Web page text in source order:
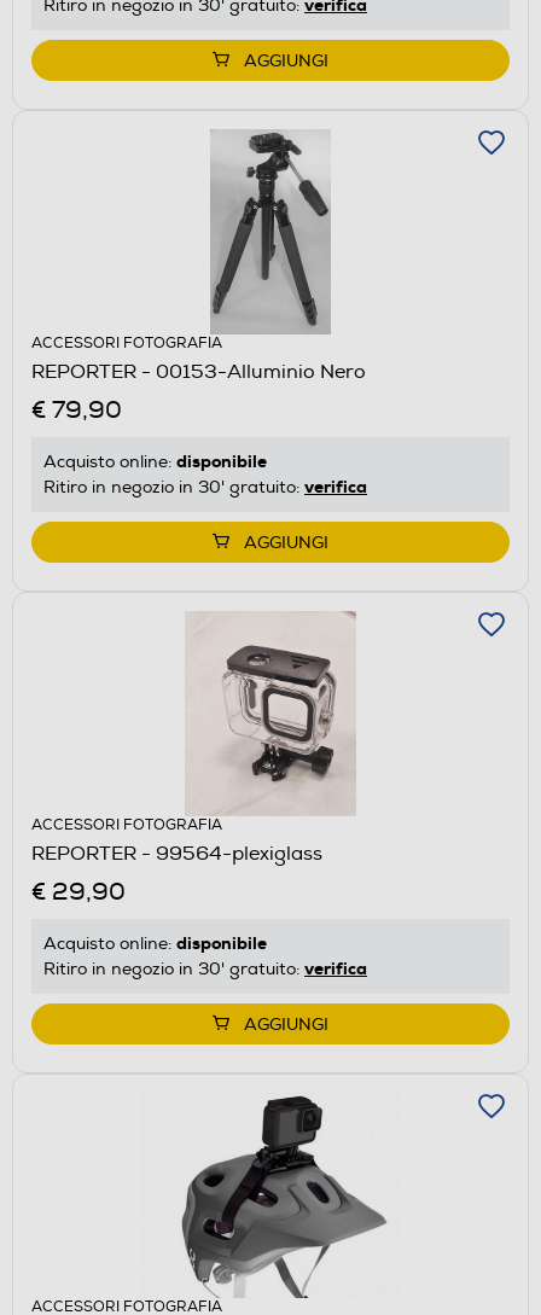
Ritiro in negozio in 30' gratuito: verifica
AGGIUNGI
ACCESSORI FOTOGRAFIA
REPORTER - 00153-Alluminio Nero
€ 79,90
Acquisto online: disponibile
Ritiro in negozio in 30' gratuito: verifica
AGGIUNGI
ACCESSORI FOTOGRAFIA
REPORTER - 99564-plexiglass
€ 29,90
Acquisto online: disponibile
Ritiro in negozio in 30' gratuito: verifica
AGGIUNGI
ACCESSORI FOTOGRAFIA